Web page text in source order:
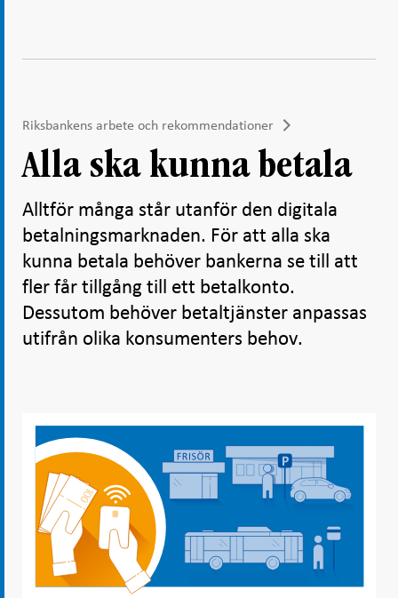
Riksbankens arbete och rekommendationer
Alla ska kunna betala
Alltför många står utanför den digitala
betalningsmarknaden. För att alla ska
kunna betala behöver bankerna se till att
fler får tillgång till ett betalkonto.
Dessutom behöver betaltjänster anpassas
utifrån olika konsumenters behov.